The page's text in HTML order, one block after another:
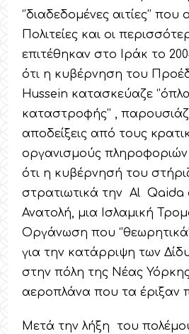
‘’διαδεδομένες αιτίες’’
Πολιτείες και οι
επιτέθηκαν στο Ιράκ το
ότι η κυβέρνηση του
Hussein κατασκεύαζε
καταστροφής’’ ,
αποδείξεις από τους
οργανισμούς
ότι η κυβέρνησή του
στρατιωτικά την Al
Ανατολή, μια Ισλαμική
Οργάνωση που
για την κατάρριψη των
στην πόλη της Νέας Υόρκης
αεροπλάνα που τα έριξαν
Μετά την λήξη του